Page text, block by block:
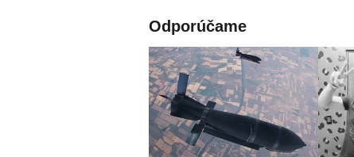
Odporúčame